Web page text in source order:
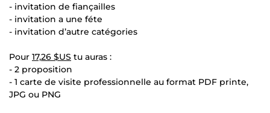
- invitation de fiançailles
- invitation a une féte
- invitation d’autre catégories
Pour 17,26 $US tu auras :
- 2 proposition
- 1 carte de visite professionnelle au format PDF printe,
JPG ou PNG